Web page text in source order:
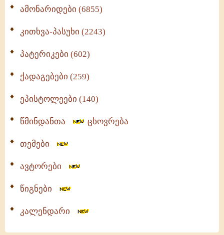
ამონარიდები (6855)
კითხვა-პასუხი (2243)
პატერიკები (602)
ქადაგებები (259)
ეპისტოლეები (140)
წმინდანთა ცხოვრება
თემები
ავტორები
წიგნები
კალენდარი